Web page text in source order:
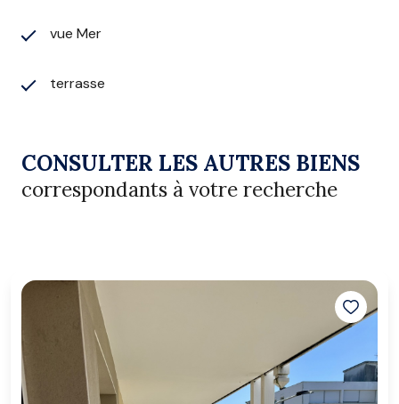
vue Mer
terrasse
CONSULTER LES AUTRES BIENS
correspondants à votre recherche